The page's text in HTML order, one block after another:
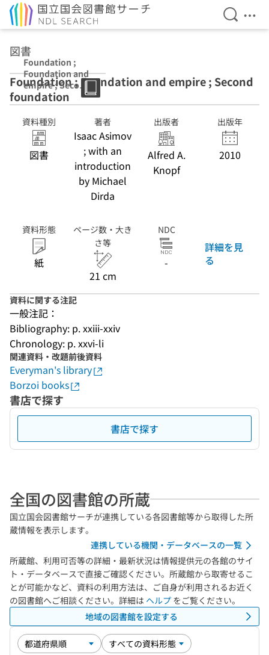
検索を
メ
図書
Foundation ;
Foundation and
empire ; Second
foundation
Foundation ; Foundation and empire ; Second
foundation
資料種別
図書
著者
Isaac Asimov
; with an
introduction
by Michael
Dirda
出版者
Alfred A.
Knopf
出版年
2010
資料形態
紙
ページ数・大き
さ等
21 cm
NDC
-
詳細を見
る
資料に関する注記
一般注記：
Bibliography: p. xxiii-xxiv
Chronology: p. xxvi-li
関連資料・改題前後資料
Everyman's library
Borzoi books
書店で探す
書店で探す
全国の図書館の所蔵
国立国会図書館サーチが連携している各図書館等から取得した所
蔵情報を表示します。
連携している機関・データベースの一覧
所蔵館、利用可否等の詳細・最新状況は情報提供元の各館のサイ
ト・データベースで直接ご確認ください。所蔵館から取寄せるこ
とが可能かなど、資料の利用方法は、ご自身が利用されるお近く
の図書館へご相談ください。詳細は ヘルプ をご覧ください。
地域の図書館を設定する